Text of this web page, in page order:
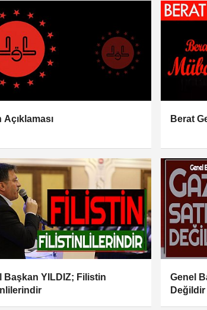
Açıklaması Berat
Başkan YILDIZ; Filistin
Genel
Değildir